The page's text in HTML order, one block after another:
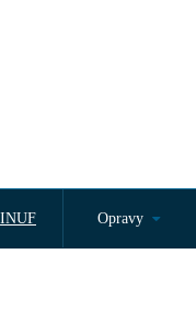
INUF Opravy